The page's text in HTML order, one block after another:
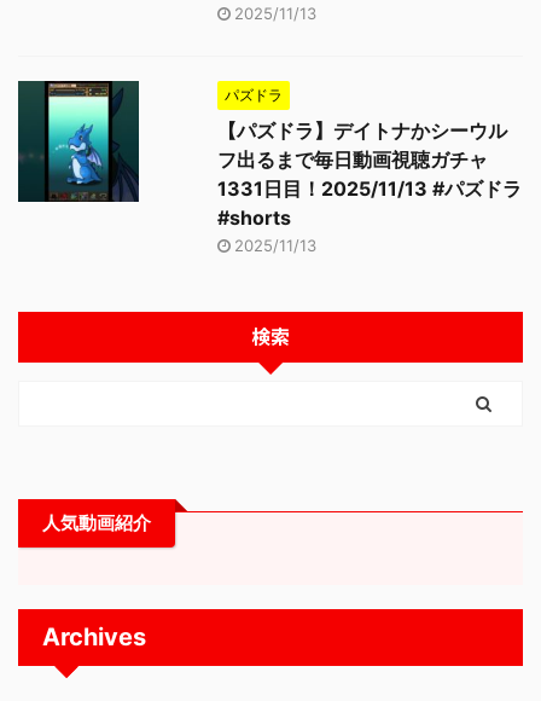
2025/11/13
パズドラ
【パズドラ】デイトナかシーウル
フ出るまで毎日動画視聴ガチャ
1331日目！2025/11/13 #パズドラ
#shorts
2025/11/13
検索
人気動画紹介
Archives